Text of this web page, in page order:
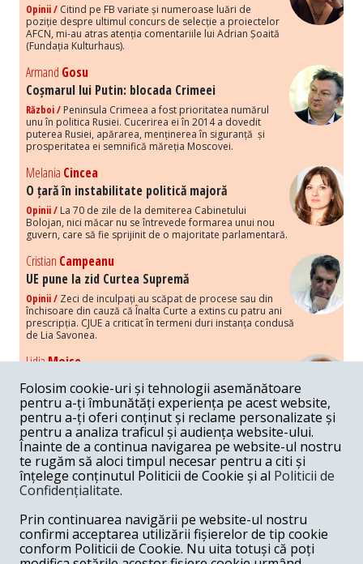
Opinii / Citind pe FB variate și numeroase luări de
poziție despre ultimul concurs de selecție a proiectelor
AFCN, mi-au atras atenția comentariile lui Adrian Șoaită
(Fundația Kulturhaus).
Armand Gosu
Coșmarul lui Putin: blocada Crimeei
Război / Peninsula Crimeea a fost prioritatea numărul
unu în politica Rusiei. Cucerirea ei în 2014 a dovedit
puterea Rusiei, apărarea, menținerea în siguranță și
prosperitatea ei semnifică măreția Moscovei.
Melania Cincea
O țară în instabilitate politică majoră
Opinii / La 70 de zile de la demiterea Cabinetului
Bolojan, nici măcar nu se întrevede formarea unui nou
guvern, care să fie sprijinit de o majoritate parlamentară.
Cristian Campeanu
UE pune la zid Curtea Supremă
Opinii / Zeci de inculpați au scăpat de procese sau din
închisoare din cauză că Înalta Curte a extins cu patru ani
prescripția. CJUE a criticat în termeni duri instanța condusă
de Lia Savonea.
LidiaMoise
Costurile economice ale haosului politic
Opinii / Economia nu poate rezista cu retorica falsă a
susținerii intereselor poporului, care, de fapt, ascunde
obsesia menținerii privilegiilor și a averilor unor caste.
Melania Cincea
Noi puseuri de xenofobie din partea românilor
„neaoși”
Periodic, în spațiul public sunt voci care lansează
mesaje xenofobe la adresa câte unui politician care deranjează un
anumit grup politico-mediatic, într-un anumit moment.
ArmandGosu
Folosim cookie-uri și tehnologii asemănătoare
pentru a-ți îmbunătăți experiența pe acest website,
pentru a-ți oferi conținut și reclame personalizate și
pentru a analiza traficul și audiența website-ului.
Înainte de a continua navigarea pe website-ul nostru
te rugăm să aloci timpul necesar pentru a citi și
înțelege conținutul Politicii de Cookie și al Politicii de
Confidențialitate.
Prin continuarea navigării pe website-ul nostru
confirmi acceptarea utilizării fișierelor de tip cookie
conform Politicii de Cookie. Nu uita totuși că poți